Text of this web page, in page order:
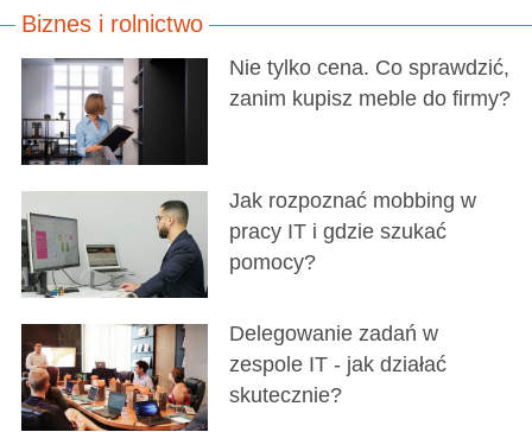
Biznes i rolnictwo
Nie tylko cena. Co sprawdzić,
zanim kupisz meble do firmy?
Jak rozpoznać mobbing w
pracy IT i gdzie szukać
pomocy?
Delegowanie zadań w
zespole IT - jak działać
skutecznie?